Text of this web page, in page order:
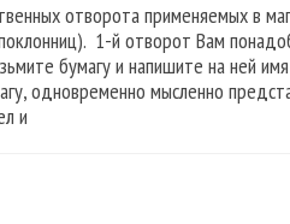
отворота применяемых в
1-й отворот Вам
бумагу и напишите на ней
одновременно мысленно
и